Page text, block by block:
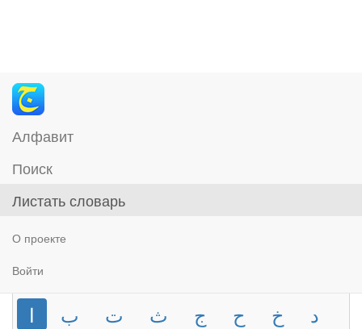
Алфавит
Поиск
Листать словарь
О проекте
Войти
ا ب ت ث ج ح خ
د